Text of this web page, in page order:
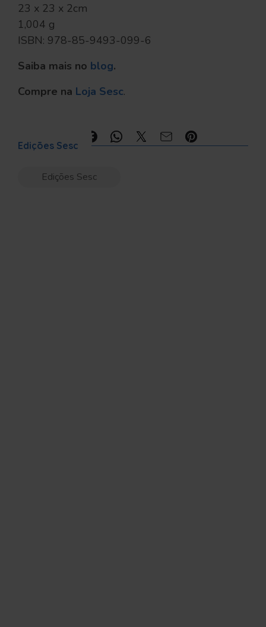
23 x 23 x 2cm
1,004 g
ISBN: 978-85-9493-099-6
Saiba mais no blog.
Compre na Loja Sesc.
Edições Sesc
Edições Sesc